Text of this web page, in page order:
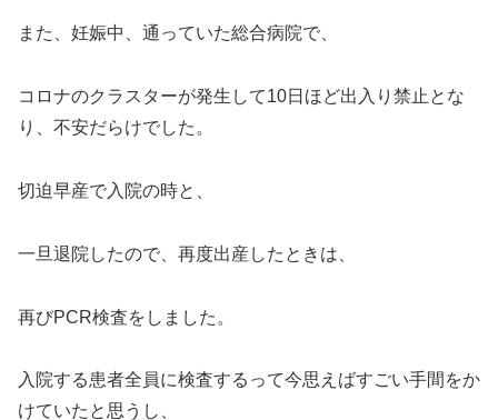
また、妊娠中、通っていた総合病院で、
コロナのクラスターが発生して10日ほど出入り禁止とな
り、不安だらけでした。
切迫早産で入院の時と、
一旦退院したので、再度出産したときは、
再びPCR検査をしました。
入院する患者全員に検査するって今思えばすごい手間をか
けていたと思うし、